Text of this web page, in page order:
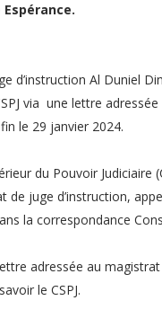
d’instruction Al Duniel
via une lettre
le 29 janvier 2024.
du Pouvoir
de juge d’instruction,
la correspondance
adressée au
le CSPJ.